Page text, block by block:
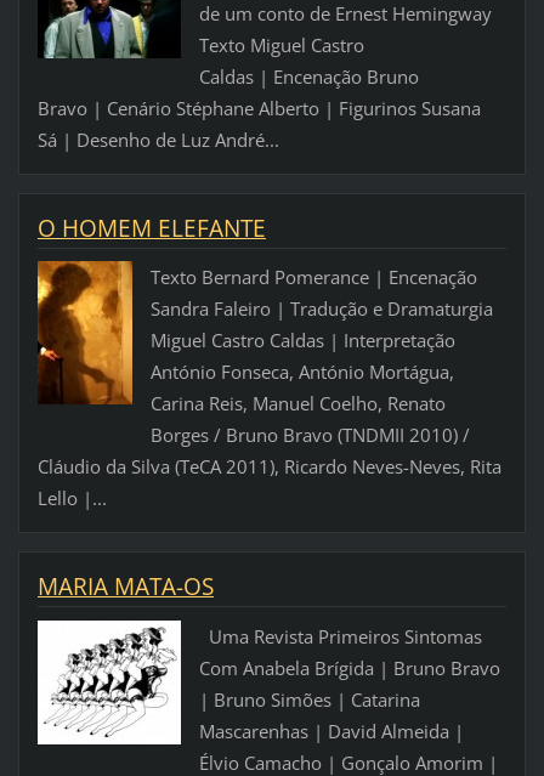
de um conto de Ernest Hemingway
Texto Miguel Castro
Caldas | Encenação Bruno
Bravo | Cenário Stéphane Alberto | Figurinos Susana
Sá | Desenho de Luz André...
O HOMEM ELEFANTE
Texto Bernard Pomerance | Encenação
Sandra Faleiro | Tradução e Dramaturgia
Miguel Castro Caldas | Interpretação
António Fonseca, António Mortágua,
Carina Reis, Manuel Coelho, Renato
Borges / Bruno Bravo (TNDMII 2010) /
Cláudio da Silva (TeCA 2011), Ricardo Neves-Neves, Rita
Lello |...
MARIA MATA-OS
Uma Revista Primeiros Sintomas
Com Anabela Brígida | Bruno Bravo
| Bruno Simões | Catarina
Mascarenhas | David Almeida |
Élvio Camacho | Gonçalo Amorim |